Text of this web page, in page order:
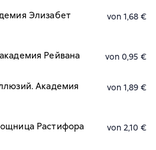
Элизабет
von 1,68 €
Рейвана von 0,95 €
Академия
von 1,89 €
Растифора von 2,10 €